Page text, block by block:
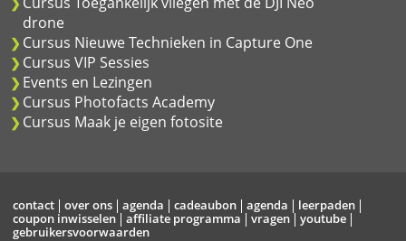
drone
Cursus Nieuwe Technieken in Capture One
Cursus VIP Sessies
Events en Lezingen
Cursus Photofacts Academy
Cursus Maak je eigen fotosite
contact over ons agenda cadeaubon agenda
leerpaden
coupon inwisselen
affiliate programma vragen
youtube
gebruikersvoorwaarden